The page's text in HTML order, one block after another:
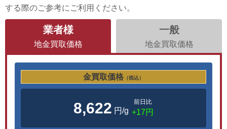
する際のご参考にご利用ください。
業者様
地金買取価格
一般
地金買取価格
金買取価格 （税込）
8,622 円/g
前日比
+17円